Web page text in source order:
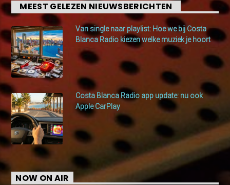
MEEST GELEZEN NIEUWSBERICHTEN
Van single naar playlist: Hoe we bij Costa
Blanca Radio kiezen welke muziek je hoort
Costa Blanca Radio app update: nu ook
Apple CarPlay
NOW ON AIR